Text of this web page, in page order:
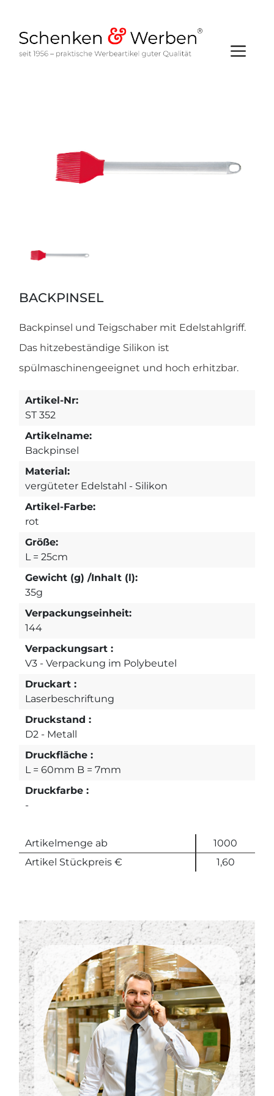
BACKPINSEL
Backpinsel und Teigschaber mit Edelstahlgriff.
Das hitzebeständige Silikon ist
spülmaschinengeeignet und hoch erhitzbar.
Artikel-Nr:
ST 352
Artikelname:
Backpinsel
Material:
vergüteter Edelstahl - Silikon
Artikel-Farbe:
rot
Größe:
L = 25cm
Gewicht (g) /Inhalt (l):
35g
Verpackungseinheit:
144
Verpackungsart :
V3 - Verpackung im Polybeutel
Druckart :
Laserbeschriftung
Druckstand :
D2 - Metall
Druckfläche :
L = 60mm B = 7mm
Druckfarbe :
-
Artikelmenge ab
1000
Artikel Stückpreis €
1,60